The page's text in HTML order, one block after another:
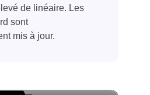
de linéaire. Les
sont
mis à jour.